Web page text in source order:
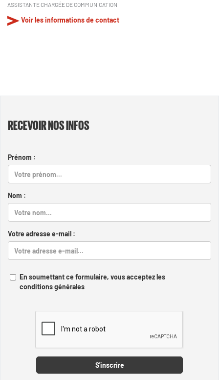
ASSISTANTE CHARGÉE DE COMMUNICATION
Voir les informations de contact
RECEVOIR NOS INFOS
Prénom :
Nom :
Votre adresse e-mail :
En soumettant ce formulaire, vous acceptez les
conditions générales
S'inscrire